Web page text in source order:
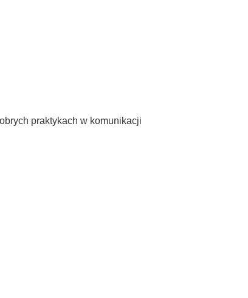
praktykach w komunikacji